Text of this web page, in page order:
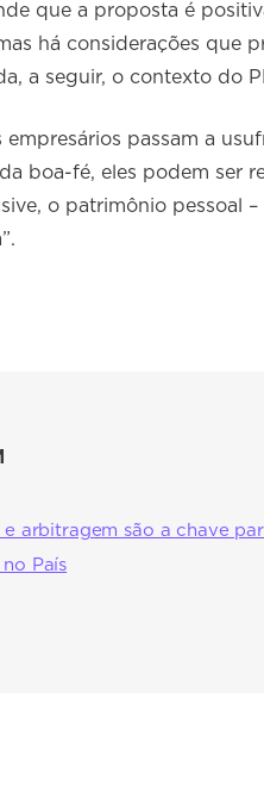
que a proposta é
há considerações que
a seguir, o contexto do
empresários passam a
boa-fé, eles podem ser
o patrimônio pessoal
e arbitragem são a chave
País